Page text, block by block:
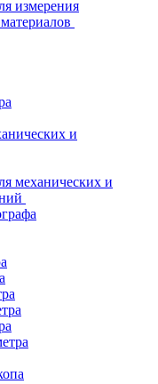
измерения
и
механических и